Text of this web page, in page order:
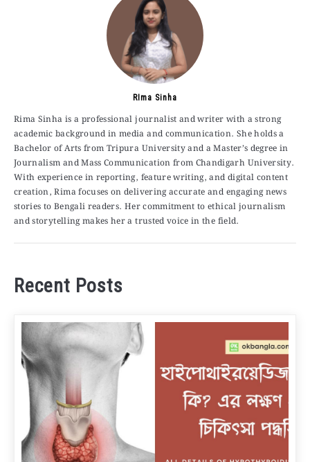
RIma Sinha
Rima Sinha is a professional journalist and writer with a strong
academic background in media and communication. She holds a
Bachelor of Arts from Tripura University and a Master’s degree in
Journalism and Mass Communication from Chandigarh University.
With experience in reporting, feature writing, and digital content
creation, Rima focuses on delivering accurate and engaging news
stories to Bengali readers. Her commitment to ethical journalism
and storytelling makes her a trusted voice in the field.
Recent Posts